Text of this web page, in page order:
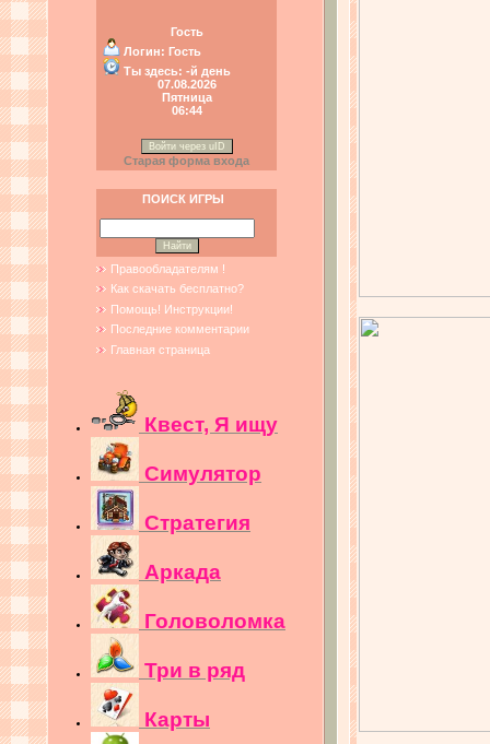
Гость
Логин: Гость
Ты здесь: -й день
07.08.2026
Пятница
06:44
Войти через uID
Старая форма входа
ПОИСК ИГРЫ
Правообладателям !
Как скачать бесплатно?
Помощь! Инструкции!
Последние комментарии
Главная страница
Квест, Я ищу
Симулятор
Стратегия
Аркада
Головоломка
Три в ряд
Карты